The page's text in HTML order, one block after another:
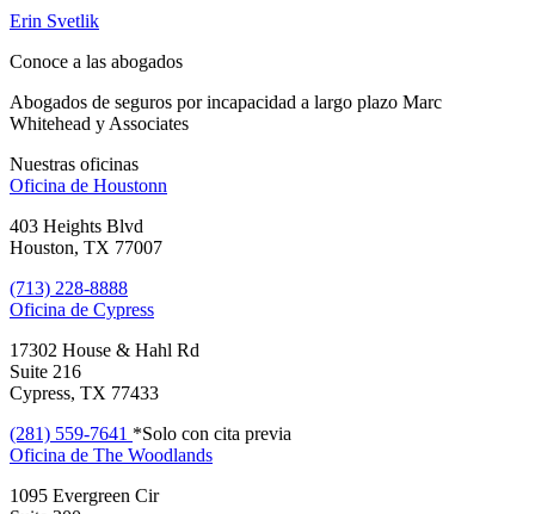
Erin Svetlik
Conoce a las abogados
Abogados de seguros por incapacidad a largo plazo Marc
Whitehead y Associates
Nuestras oficinas
Oficina de Houstonn
403 Heights Blvd
Houston, TX 77007
(713) 228-8888
Oficina de Cypress
17302 House & Hahl Rd
Suite 216
Cypress, TX 77433
(281) 559-7641 *Solo con cita previa
Oficina de The Woodlands
1095 Evergreen Cir